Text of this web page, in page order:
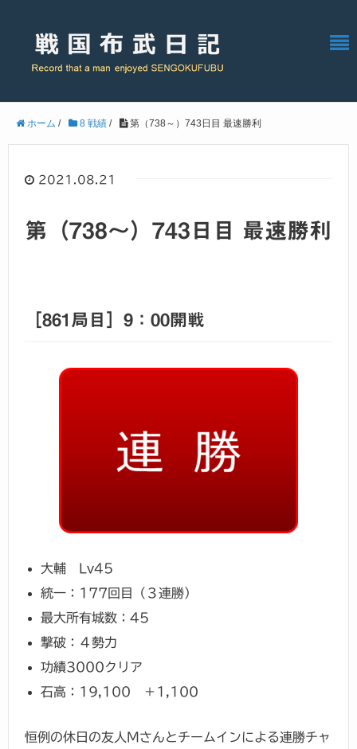
ホーム / 8 戦績 / 第（738～）743日目 最速勝利
2021.08.21
第（738～）743日目 最速勝利
［861局目］9：00開戦
大輔 Lv45
統一：177回目（３連勝）
最大所有城数：45
撃破：４勢力
功績3000クリア
石高：19,100 ＋1,100
恒例の休日の友人Mさんとチームインによる連勝チャ